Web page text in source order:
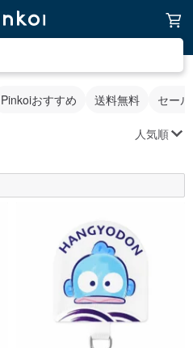
Pinkoiおすすめ 送料無料 セー
人気順